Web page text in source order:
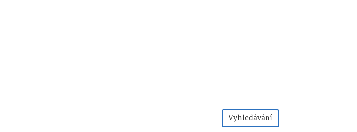
Vyhledávání